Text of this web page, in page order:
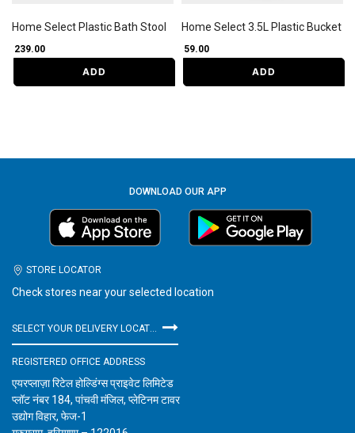
Home Select Plastic Bath Stool
₹ 239.00
ADD
Home Select 3.5L Plastic Bucket
₹ 59.00
ADD
DOWNLOAD OUR APP
STORE LOCATOR
Check stores near your selected location
SELECT YOUR DELIVERY LOCATION
REGISTERED OFFICE ADDRESS
एयरप्लाज़ा रिटेल होल्डिंग्स प्राइवेट लिमिटेड
प्लॉट नंबर 184, पांचवी मंजिल, प्लेटिनम टावर
उद्योग विहार, फेज-1